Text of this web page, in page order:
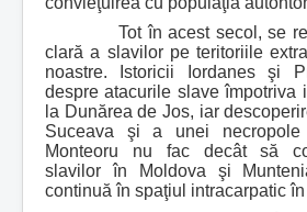
Tot în acest secol, se
clară a slavilor pe teritoriile
noastre. Istoricii Iordanes şi
despre atacurile slave împotriva
la Dunărea de Jos, iar
Suceava şi a unei
Monteoru nu fac decât să
slavilor în Moldova şi
continuă în spaţiul intracarpatic în